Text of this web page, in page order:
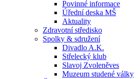
Povinné informace
Úřední deska MŠ
Aktuality
Zdravotní středisko
Spolky & sdružení
Divadlo A.K.
Střelecký klub
Slavoj Zvoleněves
Muzeum studené války